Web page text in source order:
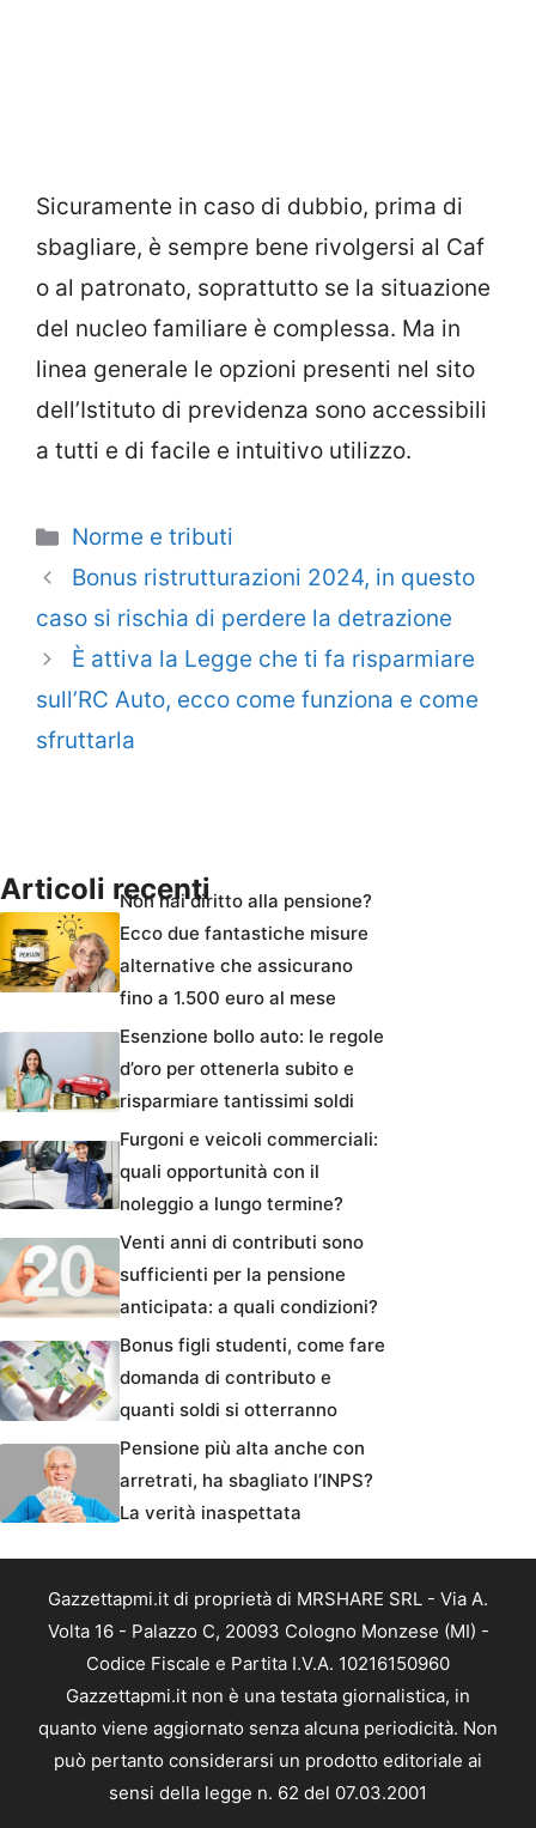
Sicuramente in caso di dubbio, prima di
sbagliare, è sempre bene rivolgersi al Caf
o al patronato, soprattutto se la situazione
del nucleo familiare è complessa. Ma in
linea generale le opzioni presenti nel sito
dell’Istituto di previdenza sono accessibili
a tutti e di facile e intuitivo utilizzo.
Categorie
Norme e tributi
Bonus ristrutturazioni 2024, in questo
caso si rischia di perdere la detrazione
È attiva la Legge che ti fa risparmiare
sull’RC Auto, ecco come funziona e come
sfruttarla
Articoli recentiNon hai diritto alla pensione?
Ecco due fantastiche misure
alternative che assicurano
fino a 1.500 euro al mese
Esenzione bollo auto: le regole
d’oro per ottenerla subito e
risparmiare tantissimi soldi
Furgoni e veicoli commerciali:
quali opportunità con il
noleggio a lungo termine?
Venti anni di contributi sono
sufficienti per la pensione
anticipata: a quali condizioni?
Bonus figli studenti, come fare
domanda di contributo e
quanti soldi si otterranno
Pensione più alta anche con
arretrati, ha sbagliato l’INPS?
La verità inaspettata
Gazzettapmi.it di proprietà di MRSHARE SRL - Via A.
Volta 16 - Palazzo C, 20093 Cologno Monzese (MI) -
Codice Fiscale e Partita I.V.A. 10216150960
Gazzettapmi.it non è una testata giornalistica, in
quanto viene aggiornato senza alcuna periodicità. Non
può pertanto considerarsi un prodotto editoriale ai
sensi della legge n. 62 del 07.03.2001